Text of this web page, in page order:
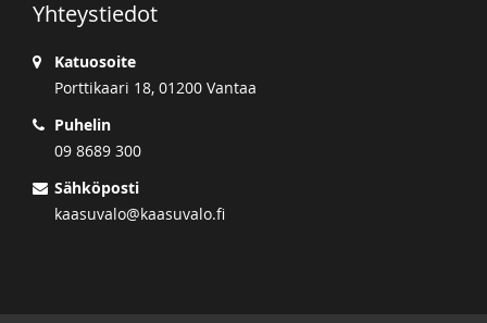
Yhteystiedot
Katuosoite
Porttikaari 18, 01200 Vantaa
Puhelin
09 8689 300
Sähköposti
kaasuvalo@kaasuvalo.fi